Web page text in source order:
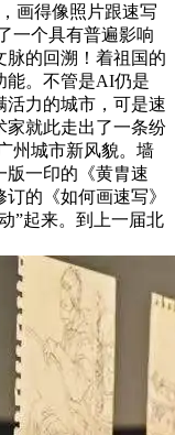
画得像照片跟速写
一个具有普遍影响
脉的回溯！着祖国的
能。不管是AI仍是
活力的城市，可是速
家就此走出了一条纷
州城市新风貌。墙
版一印的《黄胄速
的《如何画速写》
”起来。到上一届北